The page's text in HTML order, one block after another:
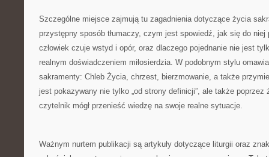
Szczególne miejsce zajmują tu zagadnienia dotyczące życia
przystępny sposób tłumaczy, czym jest spowiedź, jak się do
człowiek czuje wstyd i opór, oraz dlaczego pojednanie nie jest
realnym doświadczeniem miłosierdzia. W podobnym stylu
sakramenty: Chleb Życia, chrzest, bierzmowanie, a także
jest pokazywany nie tylko „od strony definicji”, ale także poprzez
czytelnik mógł przenieść wiedzę na swoje realne sytuacje.
Ważnym nurtem publikacji są artykuły dotyczące liturgii oraz